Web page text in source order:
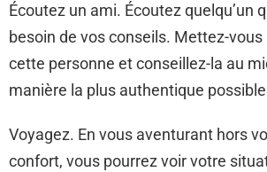
Écoutez un ami. Écoutez quelqu’un
besoin de vos conseils. Mettez-vous
cette personne et conseillez-la au
manière la plus authentique
Voyagez. En vous aventurant hors
confort, vous pourrez voir votre